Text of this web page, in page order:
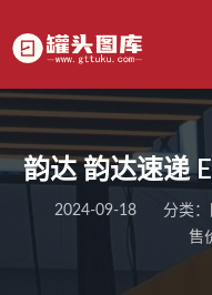
韵达 韵达速递
2024-09-18 分类：
售